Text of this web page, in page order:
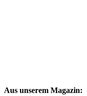
Aus unserem Magazin: